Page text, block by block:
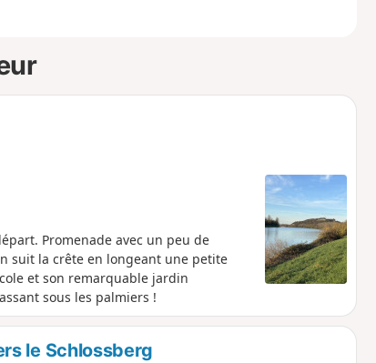
Promenade avec un peu de
suit la crête en longeant une petite
et son remarquable jardin
sous les palmiers !
le Schlossberg